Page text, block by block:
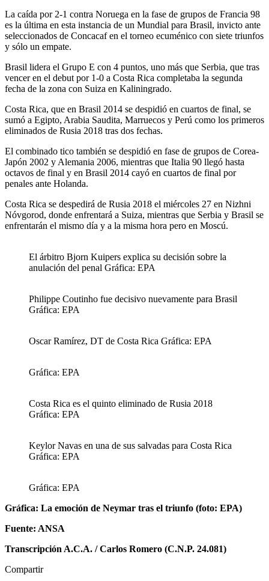
La caída por 2-1 contra Noruega en la fase de grupos de Francia 98
es la última en esta instancia de un Mundial para Brasil, invicto ante
seleccionados de Concacaf en el torneo ecuménico con siete triunfos
y sólo un empate.
Brasil lidera el Grupo E con 4 puntos, uno más que Serbia, que tras
vencer en el debut por 1-0 a Costa Rica completaba la segunda
fecha de la zona con Suiza en Kaliningrado.
Costa Rica, que en Brasil 2014 se despidió en cuartos de final, se
sumó a Egipto, Arabia Saudita, Marruecos y Perú como los primeros
eliminados de Rusia 2018 tras dos fechas.
El combinado tico también se despidió en fase de grupos de Corea-
Japón 2002 y Alemania 2006, mientras que Italia 90 llegó hasta
octavos de final y en Brasil 2014 cayó en cuartos de final por
penales ante Holanda.
Costa Rica se despedirá de Rusia 2018 el miércoles 27 en Nizhni
Nóvgorod, donde enfrentará a Suiza, mientras que Serbia y Brasil se
enfrentarán el mismo día y a la misma hora pero en Moscú.
El árbitro Bjorn Kuipers explica su decisión sobre la
anulación del penal Gráfica: EPA
Philippe Coutinho fue decisivo nuevamente para Brasil
Gráfica: EPA
Oscar Ramírez, DT de Costa Rica Gráfica: EPA
Gráfica: EPA
Costa Rica es el quinto eliminado de Rusia 2018
Gráfica: EPA
Keylor Navas en una de sus salvadas para Costa Rica
Gráfica: EPA
Gráfica: EPA
Gráfica: La emoción de Neymar tras el triunfo (foto: EPA)
Fuente: ANSA
Transcripción A.C.A. / Carlos Romero (C.N.P. 24.081)
Compartir